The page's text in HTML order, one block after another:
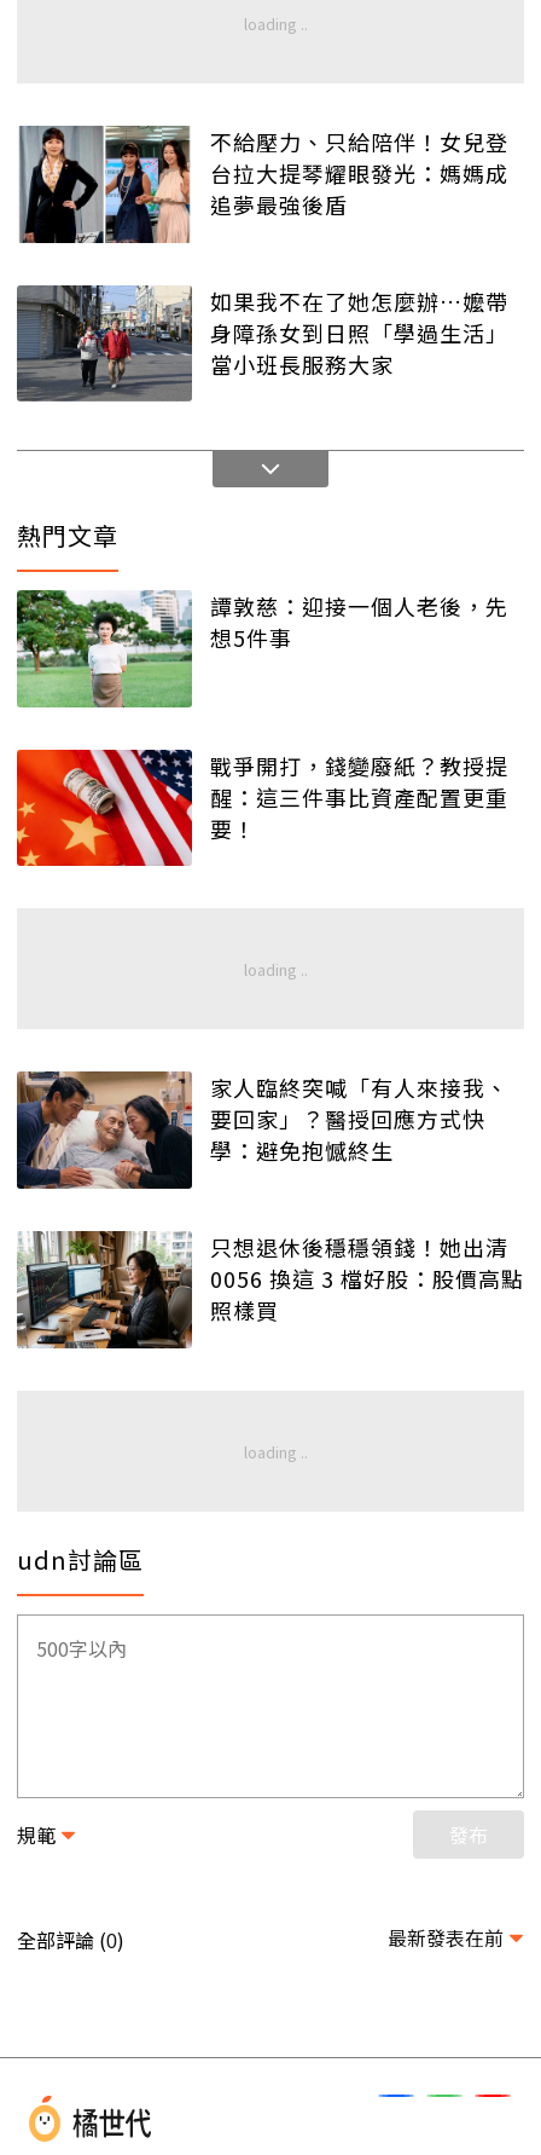
不給壓力、只給陪伴！女兒登
台拉大提琴耀眼發光：媽媽成
追夢最強後盾
如果我不在了她怎麼辦…嬤帶
身障孫女到日照「學過生活」
當小班長服務大家
熱門文章
譚敦慈：迎接一個人老後，先
想5件事
戰爭開打，錢變廢紙？教授提
醒：這三件事比資產配置更重
要！
家人臨終突喊「有人來接我、
要回家」？醫授回應方式快
學：避免抱憾終生
只想退休後穩穩領錢！她出清
0056 換這 3 檔好股：股價高點
照樣買
udn討論區
規範 發布
全部評論 (0) 最新發表在前